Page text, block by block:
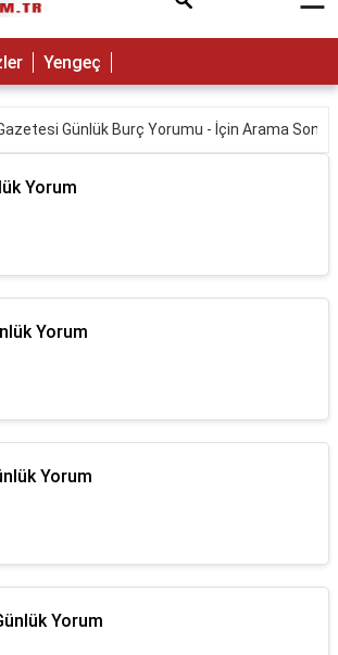
×
Yengeç
Günlük Burç Yorumu - İçin Arama
Yorum
Yorum
Yorum
Yorum